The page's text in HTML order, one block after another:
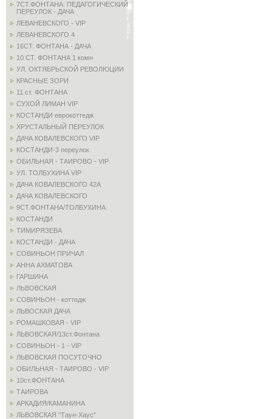
7СТ.ФОНТАНА. ПЕДАГОГИЧЕСКИЙ
ПЕРЕУЛОК - ДАЧА
ЛЕВАНЕВСКОГО - VIP
ЛЕВАНЕВСКОГО 4
16СТ. ФОНТАНА - ДАЧА
10 СТ. ФОНТАНА 1 комн
УЛ. ОКТЯБРЬСКОЙ РЕВОЛЮЦИИ
КРАСНЫЕ ЗОРИ
11 ст. ФОНТАНА
СУХОЙ ЛИМАН VIP
КОСТАНДИ еврокоттедж
ХРУСТАЛЬНЫЙ ПЕРЕУЛОК
ДАЧА КОВАЛЕВСКОГО VIP
КОСТАНДИ-3 переулок
ОБИЛЬНАЯ - ТАИРОВО - VIP
УЛ. ТОЛБУХИНА VIP
ДАЧА КОВАЛЕВСКОГО 42А
ДАЧА КОВАЛЕВСКОГО
9СТ.ФОНТАНА/ТОЛБУХИНА
КОСТАНДИ
ТИМИРЯЗЕВА
КОСТАНДИ - ДАЧА
СОВИНЬОН ПРИЧАЛ
АННА АХМАТОВА
ГАРШИНА
ЛЬВОВСКАЯ
СОВИНЬОН - коттедж
ЛЬВОСКАЯ ДАЧА
РОМАШКОВАЯ - VIP
ЛЬВОВСКАЯ/13ст.Фонтана
СОВИНЬОН - 1 - VIP
ЛЬВОВСКАЯ ПОСУТОЧНО
ОБИЛЬНАЯ - ТАИРОВО - VIP
10ст.ФОНТАНА
ТАИРОВА
АРКАДИЯ/КАМАНИНА
ЛЬВОВСКАЯ "Таун-Хаус"